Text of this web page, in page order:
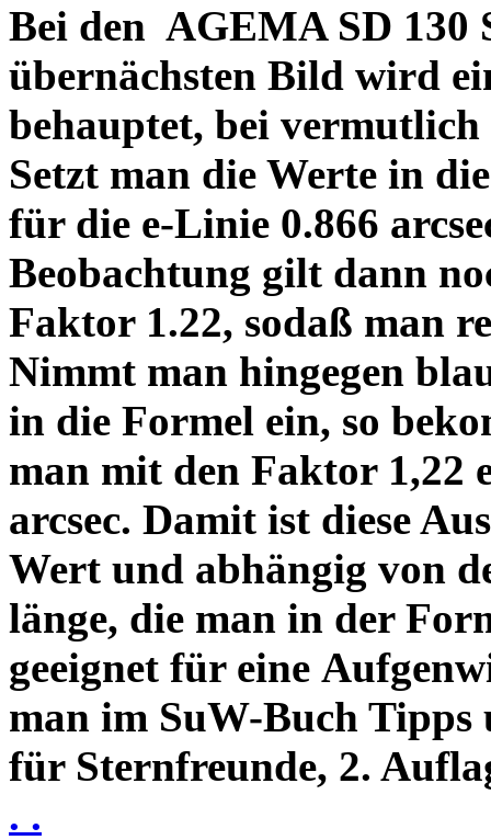
Bei den AGEMA SD 130
übernächsten Bild wird
behauptet, bei vermutlich
Setzt man die Werte in
für die e-Linie 0.866
Beobachtung gilt dann
Faktor 1.22, sodaß man
Nimmt man hingegen
in die Formel ein, so
man mit den Faktor 1,22
arcsec. Damit ist diese
Wert und abhängig von
länge, die man in der
geeignet für eine
man im SuW-Buch Tipps
für Sternfreunde, 2.
. .